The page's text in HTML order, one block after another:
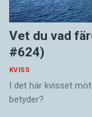
Vet du vad
#624)
KVISS
I det här kvisset
betyder?